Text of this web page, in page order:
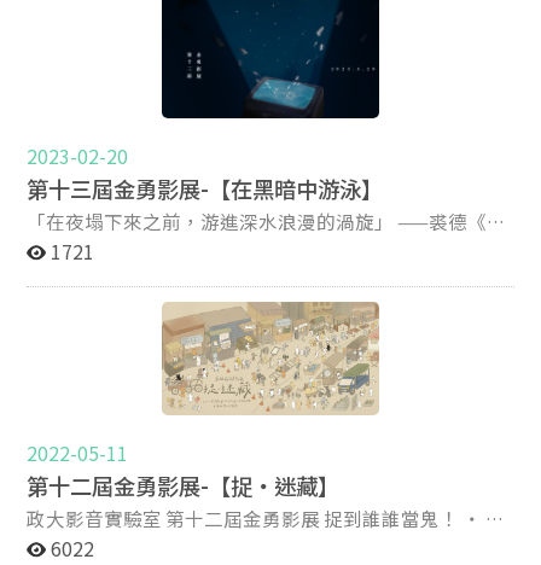
2023-02-20
第十三屆金勇影展-【在黑暗中游泳】
「在夜塌下來之前，游進深水浪漫的渦旋」 ——裘德《昨
晚我夢見了我學會游泳》 ｜第十三屆金勇影展——在黑暗
、IG @verystrongfilmfestival13th ► 05.21-22（日、
https://avlab.nccu.edu.tw/PageAlbum/Detail?
fid=10567&id=2520
1721
2022-05-11
第十二屆金勇影展-【捉・迷藏】
政大影音實驗室 第十二屆金勇影展 捉到誰誰當鬼！ ・ 迷
航的千頭萬緒、 藏在鏡頭後的奇巧心思 「躲好了嗎？我
6022